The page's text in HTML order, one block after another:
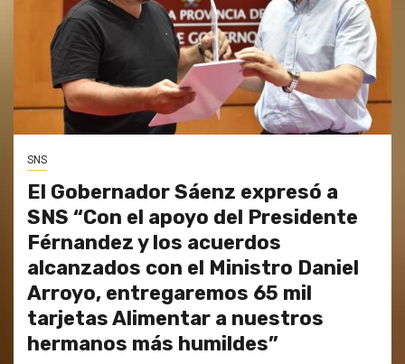
SNS
El Gobernador Sáenz expresó a
SNS “Con el apoyo del Presidente
Férnandez y los acuerdos
alcanzados con el Ministro Daniel
Arroyo, entregaremos 65 mil
tarjetas Alimentar a nuestros
hermanos más humildes”